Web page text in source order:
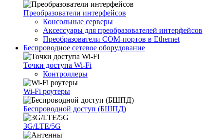
Преобразователи интерфейсов
Консольные серверы
Аксессуары для преобразователей интерфейсов
Преобразователи COM-портов в Ethernet
Беспроводное сетевое оборудование
Точки доступа Wi-Fi
Контроллеры
Wi-Fi роутеры
Беспроводной доступ (БШПД)
3G/LTE/5G